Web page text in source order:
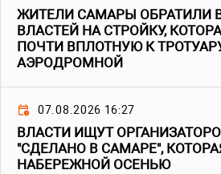
ЖИТЕЛИ САМАРЫ ОБРАТИЛИ
ВЛАСТЕЙ НА СТРОЙКУ,
ПОЧТИ ВПЛОТНУЮ К
АЭРОДРОМНОЙ
07.08.2026 16:27
ВЛАСТИ ИЩУТ
"СДЕЛАНО В САМАРЕ",
НАБЕРЕЖНОЙ ОСЕНЬЮ